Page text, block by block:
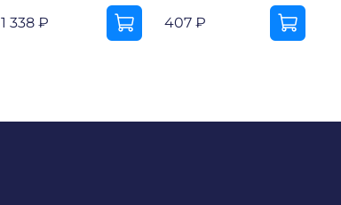
1 338 ₽ 407 ₽